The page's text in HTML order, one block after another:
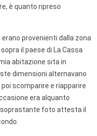
è quanto ripreso
provenienti dalla zona
il paese di La Cassa
abitazione sita in
dimensioni alternavano
scomparire e riapparire
era alquanto
foto attesta il